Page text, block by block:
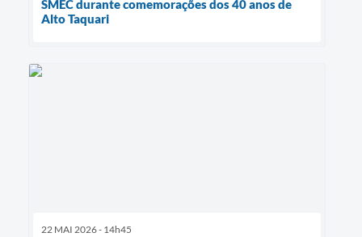
SMEC durante comemorações dos 40 anos de
Alto Taquari
22 MAI 2026 - 14h45